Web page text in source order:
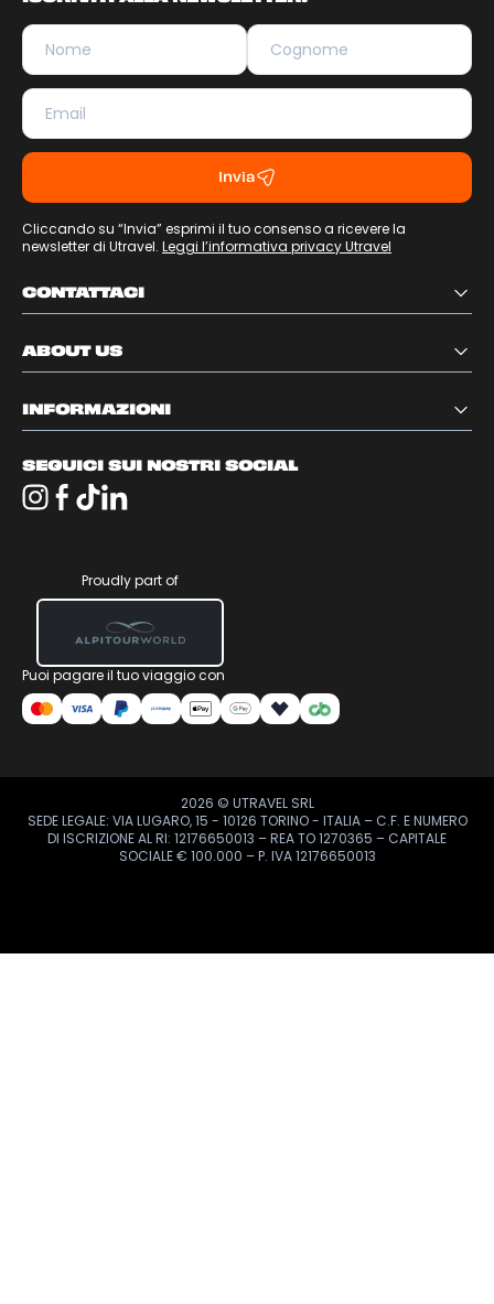
ISCRIVITI ALLA NEWSLETTER!
Invia
Cliccando su “Invia” esprimi il tuo consenso a ricevere la
CONTATTACI
ABOUT US
SEGUICI SUI NOSTRI SOCIAL